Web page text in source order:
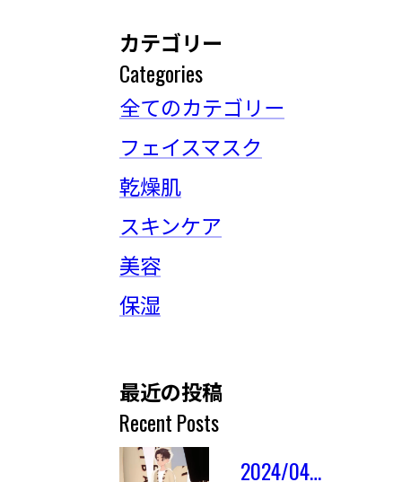
カテゴリー
Categories
全てのカテゴリー
フェイスマスク
乾燥肌
スキンケア
美容
保湿
最近の投稿
Recent Posts
2024/04/03